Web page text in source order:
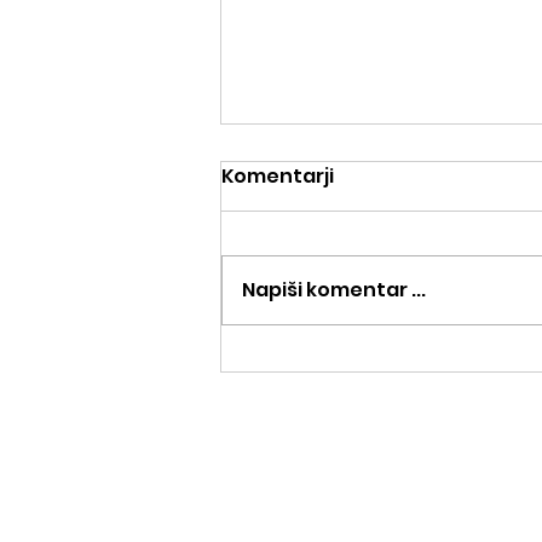
Tekaška delavnica,
Komentarji
Napiši komentar ...